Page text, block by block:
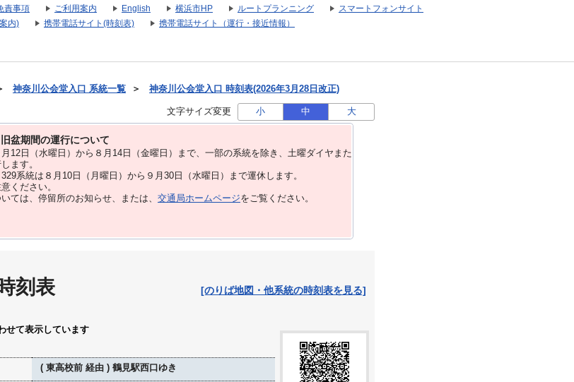
責事項 ご利用案内 English 横浜市HP ルートプランニング
スマートフォンサイト
内)
携帯電話サイト(時刻表) 携帯電話サイト（運行・接近情報）
神奈川公会堂入口 系統一覧 ＞ 神奈川公会堂入口 時刻表(2026年3月28日改正)
文字サイズ変更 小 中 大
盆期間の運行について
12⽇（水曜日）から８⽉14⽇（金曜日）まで、⼀部の系統を除き、⼟曜ダイヤまた
ます。
系統は８月10日（月曜日）から９月30日（水曜日）まで運休します。
ください。
ては、停留所のお知らせ、または、 交通局ホームページをご覧ください。
刻表 [のりば地図・他系統の時刻表を見る]
せて表示しています
( 東高校前 経由 ) 鶴見駅西口ゆき